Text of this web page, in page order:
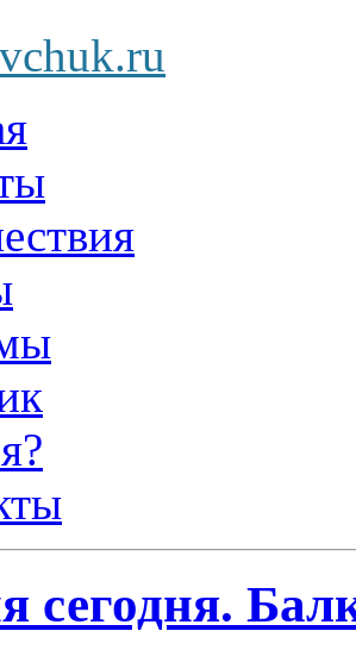
сегодня.